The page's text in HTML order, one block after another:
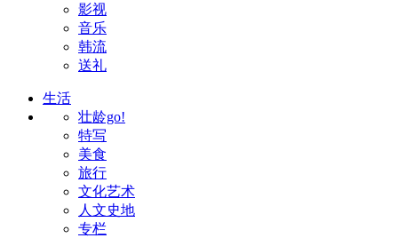
影视
音乐
韩流
送礼
生活
壮龄go!
特写
美食
旅行
文化艺术
人文史地
专栏